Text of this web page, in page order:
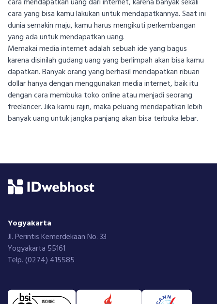
cara yang bisa kamu lakukan untuk mendapatkannya. Saat ini
dunia semakin maju, kamu harus mengikuti perkembangan
yang ada untuk mendapatkan uang.
Memakai media internet adalah sebuah ide yang bagus
karena disinilah gudang uang yang berlimpah akan bisa kamu
dapatkan. Banyak orang yang berhasil mendapatkan ribuan
dollar hanya dengan menggunakan media internet, baik itu
dengan cara membuka toko online atau menjadi seorang
freelancer. Jika kamu rajin, maka peluang mendapatkan lebih
banyak uang untuk jangka panjang akan bisa terbuka lebar.
Yogyakarta
Jl. Perintis Kemerdekaan No. 33
Yogyakarta 55161
Telp. (0274) 415585